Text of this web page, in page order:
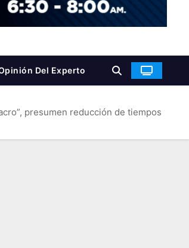
Del Experto
presumen reducción de tiempos